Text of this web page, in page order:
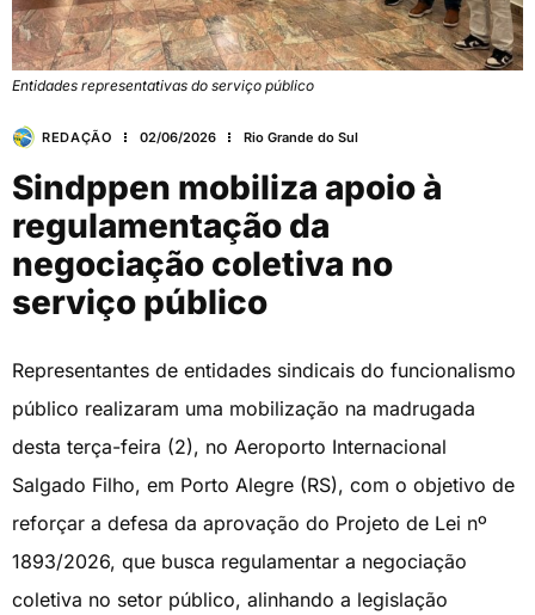
Entidades representativas do serviço público
REDAÇÃO 02/06/2026 Rio Grande do Sul
Sindppen mobiliza apoio à
regulamentação da
negociação coletiva no
serviço público
Representantes de entidades sindicais do funcionalismo
público realizaram uma mobilização na madrugada
desta terça-feira (2), no Aeroporto Internacional
Salgado Filho, em Porto Alegre (RS), com o objetivo de
reforçar a defesa da aprovação do Projeto de Lei nº
1893/2026, que busca regulamentar a negociação
coletiva no setor público, alinhando a legislação